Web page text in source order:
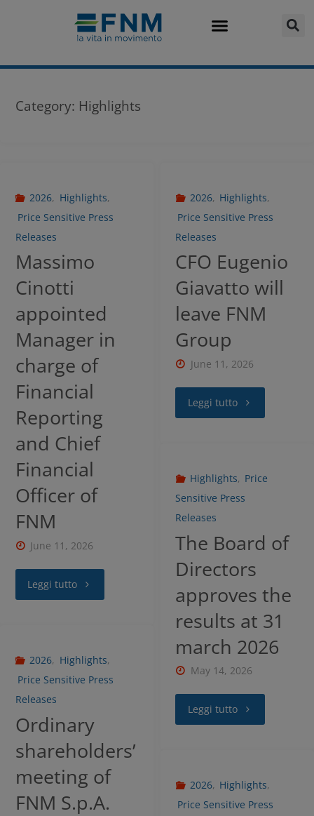
Category: Highlights
2026, Highlights,
Price Sensitive Press
Releases
Massimo
Cinotti
appointed
Manager in
charge of
Financial
Reporting
and Chief
Financial
Officer of
FNM
June 11, 2026
Leggi tutto
2026, Highlights,
Price Sensitive Press
Releases
CFO Eugenio
Giavatto will
leave FNM
Group
June 11, 2026
Leggi tutto
Highlights, Price
Sensitive Press
Releases
The Board of
Directors
approves the
results at 31
march 2026
May 14, 2026
Leggi tutto
2026, Highlights,
Price Sensitive Press
Releases
Ordinary
shareholders’
meeting of
FNM S.p.A.
2026, Highlights,
Price Sensitive Press